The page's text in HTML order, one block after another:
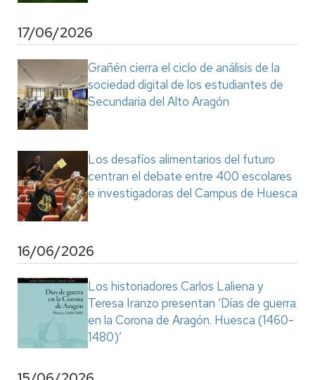
17/06/2026
Grañén cierra el ciclo de análisis de la
sociedad digital de los estudiantes de
Secundaria del Alto Aragón
Los desafíos alimentarios del futuro
centran el debate entre 400 escolares
e investigadoras del Campus de Huesca
16/06/2026
Los historiadores Carlos Laliena y
Teresa Iranzo presentan ‘Días de guerra
en la Corona de Aragón. Huesca (1460-
1480)’